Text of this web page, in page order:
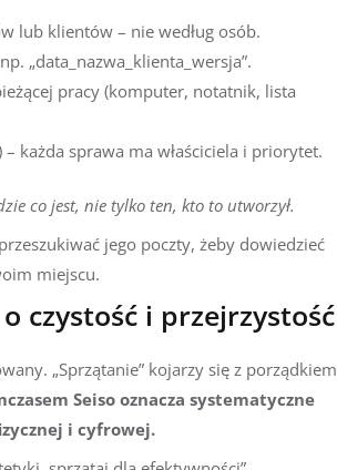
lub klientów – nie według osób.
„data_nazwa_klienta_wersja”.
pracy (komputer, notatnik, lista
każda sprawa ma właściciela i priorytet.
co jest, nie tylko ten, kto to utworzył.
jego poczty, żeby dowiedzieć
miejscu.
czystość i przejrzystość
„Sprzątanie” kojarzy się z porządkiem
Seiso oznacza systematyczne
i cyfrowej.